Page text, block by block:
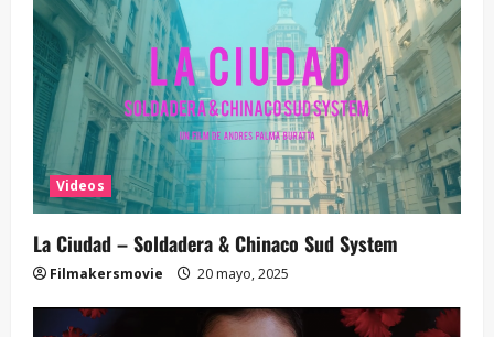
Videos
La Ciudad – Soldadera & Chinaco Sud System
Filmakersmovie 20 mayo, 2025